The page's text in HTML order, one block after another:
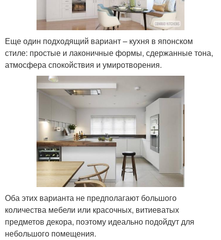
Еще один подходящий вариант – кухня в японском
стиле: простые и лаконичные формы, сдержанные тона,
атмосфера спокойствия и умиротворения.
Оба этих варианта не предполагают большого
количества мебели или красочных, витиеватых
предметов декора, поэтому идеально подойдут для
небольшого помещения.